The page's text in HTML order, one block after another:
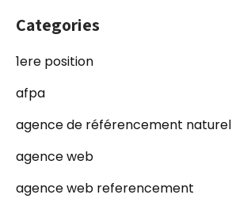
Categories
1ere position
afpa
agence de référencement naturel
agence web
agence web referencement